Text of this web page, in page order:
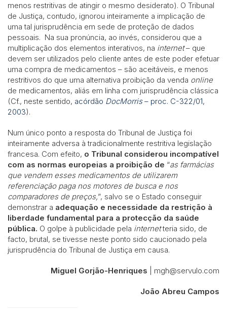
menos restritivas de atingir o mesmo desiderato). O Tribunal
de Justiça, contudo, ignorou inteiramente a implicação de
uma tal jurisprudência em sede de proteção de dados
pessoais. Na sua pronúncia, ao invés, considerou que a
multiplicação dos elementos interativos, na internet– que
devem ser utilizados pelo cliente antes de este poder efetuar
uma compra de medicamentos – são aceitáveis, e menos
restritivos do que uma alternativa proibição da venda online
de medicamentos, aliás em linha com jurisprudência clássica
(Cf., neste sentido, acórdão DocMorris– proc. C-322/01,
2003).
Num único ponto a resposta do Tribunal de Justiça foi
inteiramente adversa à tradicionalmente restritiva legislação
francesa. Com efeito, o Tribunal considerou incompatível
com as normas europeias a proibição de “as farmácias
que vendem esses medicamentos de utilizarem
referenciação paga nos motores de busca e nos
comparadores de preços,”, salvo se o Estado conseguir
demonstrar a adequação e necessidade da restrição à
liberdade fundamental para a protecção da saúde
pública. O golpe à publicidade pela internetteria sido, de
facto, brutal, se tivesse neste ponto sido caucionado pela
jurisprudência do Tribunal de Justiça em causa.
Miguel Gorjão-Henriques | mgh@servulo.com
João Abreu Campos